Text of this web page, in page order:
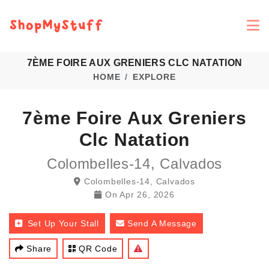
7ÈME FOIRE AUX GRENIERS CLC NATATION
HOME EXPLORE
7ème Foire Aux Greniers
Clc Natation
Colombelles-14, Calvados
Colombelles-14, Calvados
On Apr 26, 2026
Set Up Your Stall Send A Message
Share QR Code